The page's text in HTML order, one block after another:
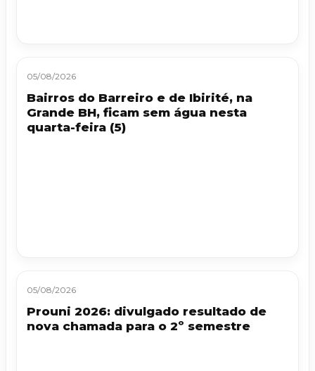
05/08/2026
Bairros do Barreiro e de Ibirité, na
Grande BH, ficam sem água nesta
quarta-feira (5)
05/08/2026
Prouni 2026: divulgado resultado de
nova chamada para o 2º semestre